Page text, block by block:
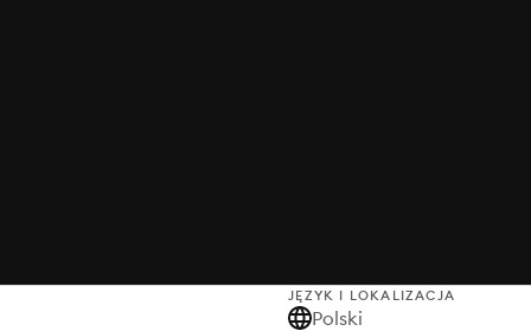
JĘZYK I LOKALIZACJA
Polski